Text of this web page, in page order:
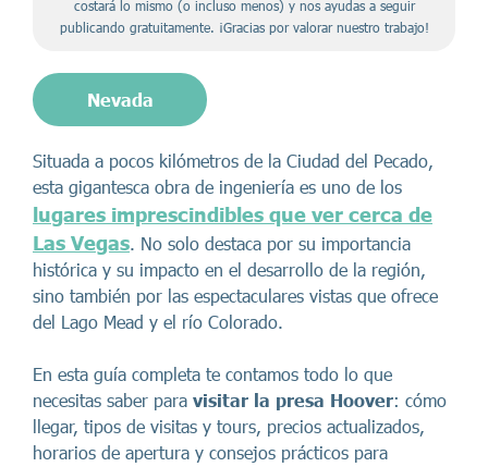
costará lo mismo (o incluso menos) y nos ayudas a seguir
publicando gratuitamente. ¡Gracias por valorar nuestro trabajo!
Nevada
Situada a pocos kilómetros de la Ciudad del Pecado,
esta gigantesca obra de ingeniería es uno de los
lugares imprescindibles que ver cerca de
Las Vegas. No solo destaca por su importancia
histórica y su impacto en el desarrollo de la región,
sino también por las espectaculares vistas que ofrece
del Lago Mead y el río Colorado.
En esta guía completa te contamos todo lo que
necesitas saber para visitar la presa Hoover: cómo
llegar, tipos de visitas y tours, precios actualizados,
horarios de apertura y consejos prácticos para